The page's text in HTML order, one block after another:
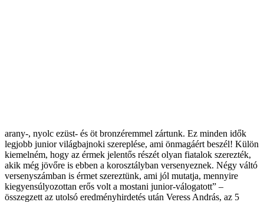
arany-, nyolc ezüst- és öt bronzéremmel zártunk. Ez minden idők
legjobb junior világbajnoki szereplése, ami önmagáért beszél! Külön
kiemelném, hogy az érmek jelentős részét olyan fiatalok szerezték,
akik még jövőre is ebben a korosztályban versenyeznek. Négy váltó
versenyszámban is érmet szereztünk, ami jól mutatja, mennyire
kiegyensúlyozottan erős volt a mostani junior-válogatott” –
összegzett az utolsó eredményhirdetés után Veress András, az 5